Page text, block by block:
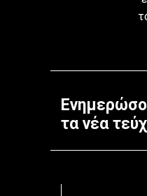
τα νέα